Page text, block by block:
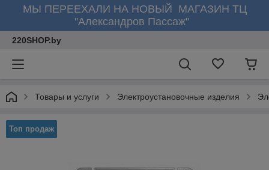
МЫ ПЕРЕЕХАЛИ НА НОВЫЙ МАГАЗИН ТЦ
"Александров Пассаж"
220SHOP.by
Товары и услуги Электроустановочные изделия
Топ продаж